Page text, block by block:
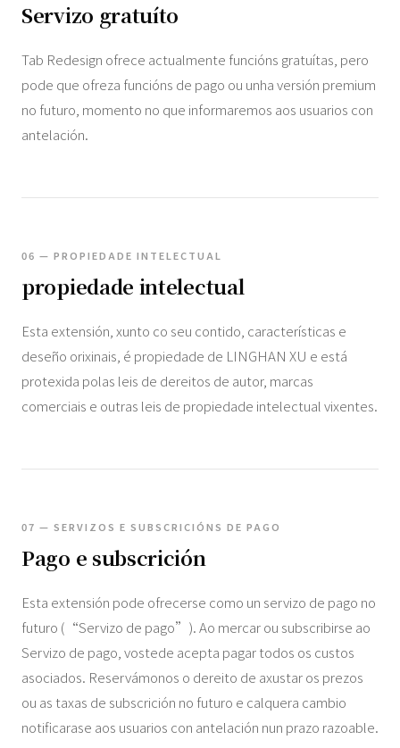
Servizo gratuíto
Tab Redesign ofrece actualmente funcións gratuítas, pero
pode que ofreza funcións de pago ou unha versión premium
no futuro, momento no que informaremos aos usuarios con
antelación.
06 — PROPIEDADE INTELECTUAL
propiedade intelectual
Esta extensión, xunto co seu contido, características e
deseño orixinais, é propiedade de LINGHAN XU e está
protexida polas leis de dereitos de autor, marcas
comerciais e outras leis de propiedade intelectual vixentes.
07 — SERVIZOS E SUBSCRICIÓNS DE PAGO
Pago e subscrición
Esta extensión pode ofrecerse como un servizo de pago no
futuro (“Servizo de pago”). Ao mercar ou subscribirse ao
Servizo de pago, vostede acepta pagar todos os custos
asociados. Reservámonos o dereito de axustar os prezos
ou as taxas de subscrición no futuro e calquera cambio
notificarase aos usuarios con antelación nun prazo razoable.